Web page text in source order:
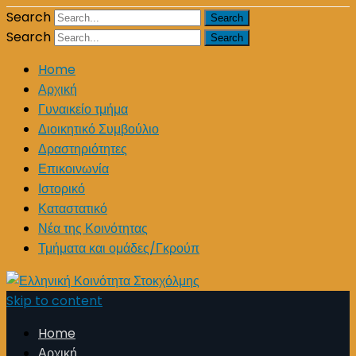
Search
Search
Home
Αρχική
Γυναικείο τμήμα
Διοικητικό Συμβούλιο
Δραστηριότητες
Επικοινωνία
Ιστορικό
Καταστατικό
Νέα της Κοινότητας
Τμήματα και ομάδες/Γκρούπ
Skip to content
Home